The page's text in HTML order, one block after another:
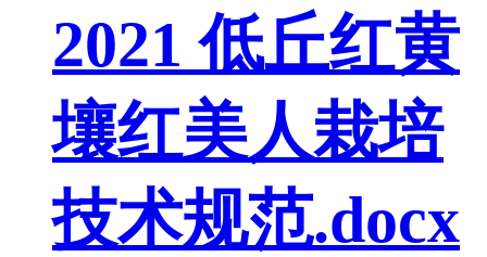
2021 低丘红黄
壤红美人栽培
技术规范.docx